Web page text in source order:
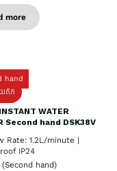
more
hand
យតឹក
WATER
Second hand DSK38V
Rate: 1.2L/minute |
IP24
(Second hand)